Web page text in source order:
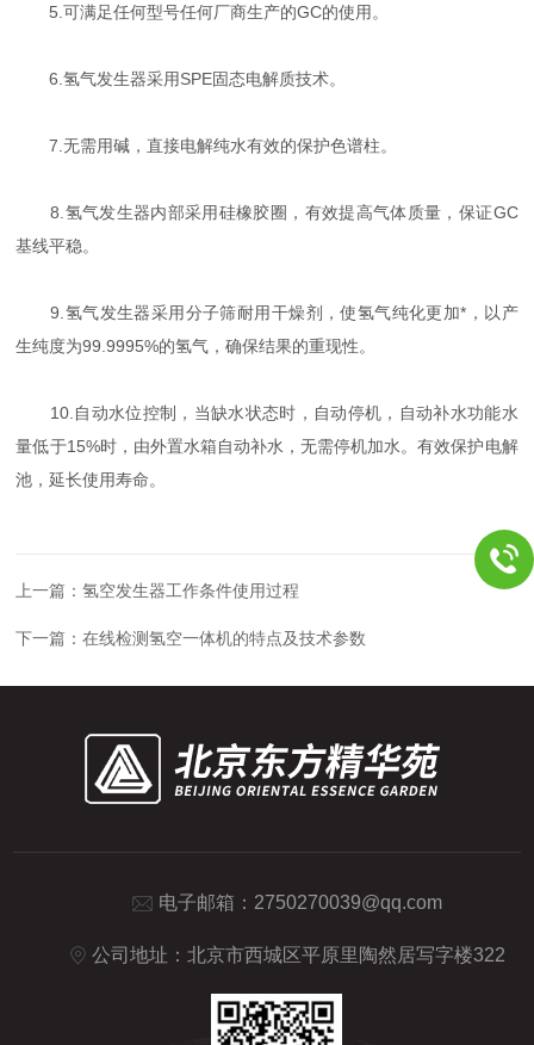
5.可满足任何型号任何厂商生产的GC的使用。
6.氢气发生器采用SPE固态电解质技术。
7.无需用碱，直接电解纯水有效的保护色谱柱。
8.氢气发生器内部采用硅橡胶圈，有效提高气体质量，保证GC
基线平稳。
9.氢气发生器采用分子筛耐用干燥剂，使氢气纯化更加*，以产
生纯度为99.9995%的氢气，确保结果的重现性。
10.自动水位控制，当缺水状态时，自动停机，自动补水功能水
量低于15%时，由外置水箱自动补水，无需停机加水。有效保护电解
池，延长使用寿命。
上一篇：氢空发生器工作条件使用过程
下一篇：在线检测氢空一体机的特点及技术参数
电子邮箱： 2750270039@qq.com
公司地址：北京市西城区平原里陶然居写字楼322